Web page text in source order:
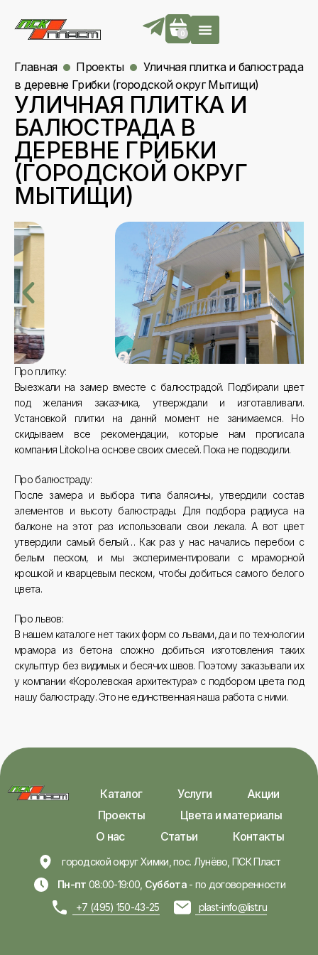
0
Главная Проекты
Уличная плитка и балюстрада
в деревне Грибки (городской округ Мытищи)
УЛИЧНАЯ ПЛИТКА И
БАЛЮСТРАДА В
ДЕРЕВНЕ ГРИБКИ
(ГОРОДСКОЙ ОКРУГ
МЫТИЩИ)
Про плитку:
Выезжали на замер вместе с балюстрадой. Подбирали цвет
под желания заказчика, утверждали и изготавливали.
Установкой плитки на даннй момент не занимаемся. Но
скидываем все рекомендации, которые нам прописала
компания Litokol на основе своих смесей. Пока не подводили.
Про балюстраду:
После замера и выбора типа балясины, утвердили состав
элементов и высоту балюстрады. Для подбора радиуса на
балконе на этот раз использовали свои лекала. А вот цвет
утвердили самый белый… Как раз у нас начались перебои с
белым песком, и мы экспериментировали с мраморной
крошкой и кварцевым песком, чтобы добиться самого белого
цвета.
Про львов:
В нашем каталоге нет таких форм со львами, да и по технологии
мрамора из бетона сложно добиться изготовления таких
скульптур без видимых и бесячих швов. Поэтому заказывали их
у компании «Королевская архитектура» с подбором цвета под
нашу балюстраду. Это не единственная наша работа с ними.
Каталог Услуги
Акции
Проекты
Цвета и материалы
О нас
Статьи Контакты
городской округ Химки, пос. Лунёво, ПСК Пласт
Пн-пт 08:00-19:00, Суббота- по договоренности
+7 (495) 150-43-25
plast-info@list.ru